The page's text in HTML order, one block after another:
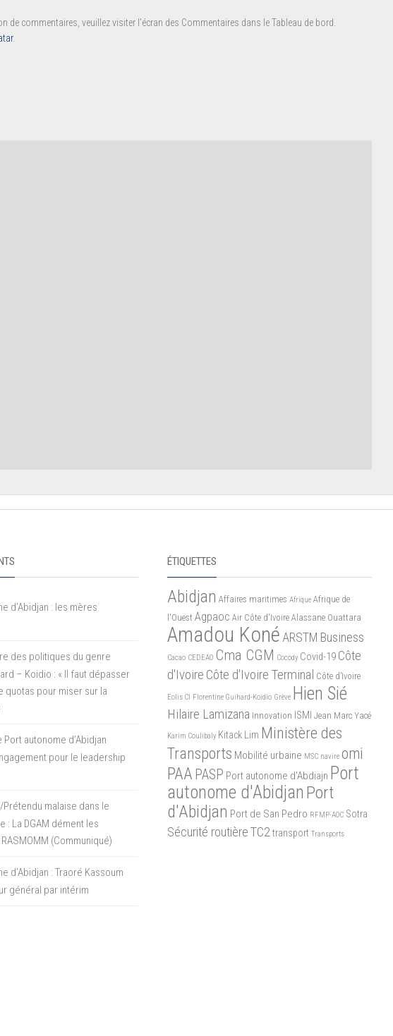
commentaires, veuillez visiter l’écran des Commentaires dans le Tableau de bord.
.
d’Abidjan : les mères
des politiques du genre
– Koidio : « Il faut dépasser
quotas pour miser sur la
Port autonome d’Abidjan
pour le leadership
Prétendu malaise dans le
: La DGAM dément les
(Communiqué)
d’Abidjan : Traoré Kassoum
général par intérim
ÉTIQUETTES
Abidjan Affaires maritimes Afrique Afrique de
l'Ouest Agpaoc Air Côte d'Ivoire Alassane Ouattara
Amadou Koné ARSTM Business
Cacao CEDEAO Cma CGM Cocody Covid-19 Côte
d'Ivoire Côte d'Ivoire Terminal Côte d’Ivoire
Eolis CI Florentine Guihard-Koidio Grève Hien Sié
Hilaire Lamizana Innovation ISMI Jean Marc Yacé
Karim Coulibaly Kitack Lim Ministère des
Transports Mobilité urbaine MSC navire omi
PAA PASP Port autonome d'Abdiajn Port
autonome d'Abidjan Port
d'Abidjan Port de San Pedro RFMP-AOC Sotra
Sécurité routièreTC2 transport Transports